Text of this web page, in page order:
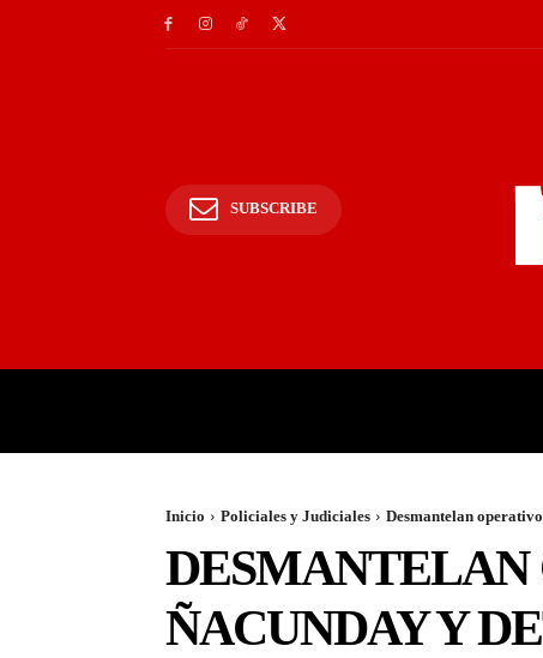
SUBSCRIBE
Inicio Policiales y Judiciales Desmantelan
DESMANTELAN
ÑACUNDAY Y